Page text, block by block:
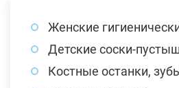
Женские
Детские соски-
Костные останки,